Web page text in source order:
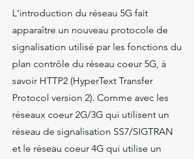
L'introduction du réseau 5G fait
apparaître un nouveau protocole de
signalisation utilisé par les fonctions du
plan contrôle du réseau coeur 5G, à
savoir HTTP2 (HyperText Transfer
Protocol version 2). Comme avec les
réseaux coeur 2G/3G qui utilisent un
réseau de signalisation SS7/SIGTRAN
et le réseau coeur 4G qui utilise un